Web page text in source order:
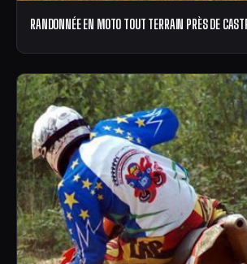
RANDONNÉE EN MOTO TOUT TERRAIN PRÈS DE